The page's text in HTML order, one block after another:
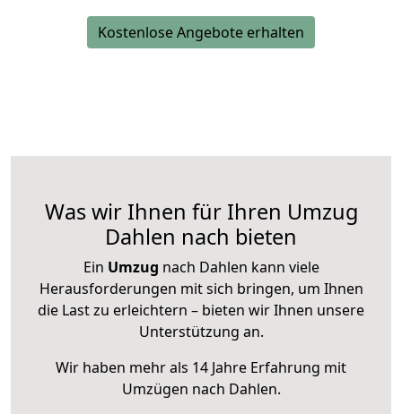
Kostenlose Angebote erhalten
Was wir Ihnen für Ihren Umzug
Dahlen nach bieten
Ein Umzug nach Dahlen kann viele
Herausforderungen mit sich bringen, um Ihnen
die Last zu erleichtern – bieten wir Ihnen unsere
Unterstützung an.
Wir haben mehr als 14 Jahre Erfahrung mit
Umzügen nach Dahlen.